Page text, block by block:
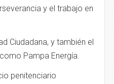
y el trabajo en
Ciudadana, y también el
Pampa Energía.
penitenciario